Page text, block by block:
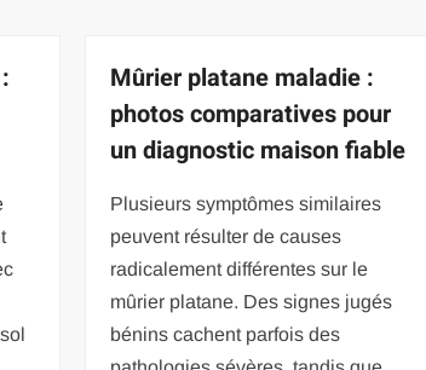
Mûrier platane maladie :
photos comparatives pour
un diagnostic maison fiable
Plusieurs symptômes similaires
peuvent résulter de causes
radicalement différentes sur le
mûrier platane. Des signes jugés
bénins cachent parfois des